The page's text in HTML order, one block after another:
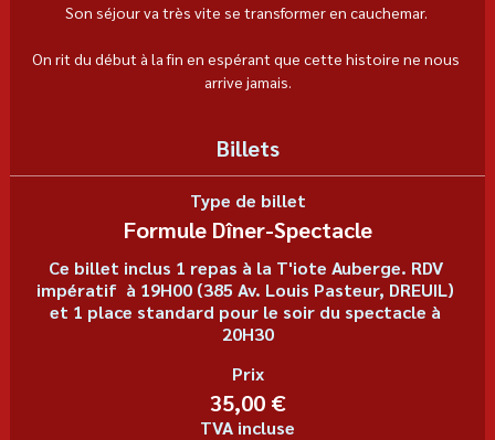
Son séjour va très vite se transformer en cauchemar.
On rit du début à la fin en espérant que cette histoire ne nous
arrive jamais.
Billets
Type de billet
Formule Dîner-Spectacle
Ce billet inclus 1 repas à la T'iote Auberge. RDV
impératif  à 19H00 (385 Av. Louis Pasteur, DREUIL)
et 1 place standard pour le soir du spectacle à
20H30
Prix
35,00 €
TVA incluse